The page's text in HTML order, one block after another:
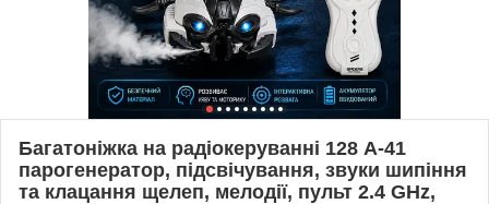
Багатоніжка на радіокеруванні 128 A-41
парогенератор, підсвічування, звуки шипіння
та клацання щелеп, мелодії, пульт 2.4 GHz,